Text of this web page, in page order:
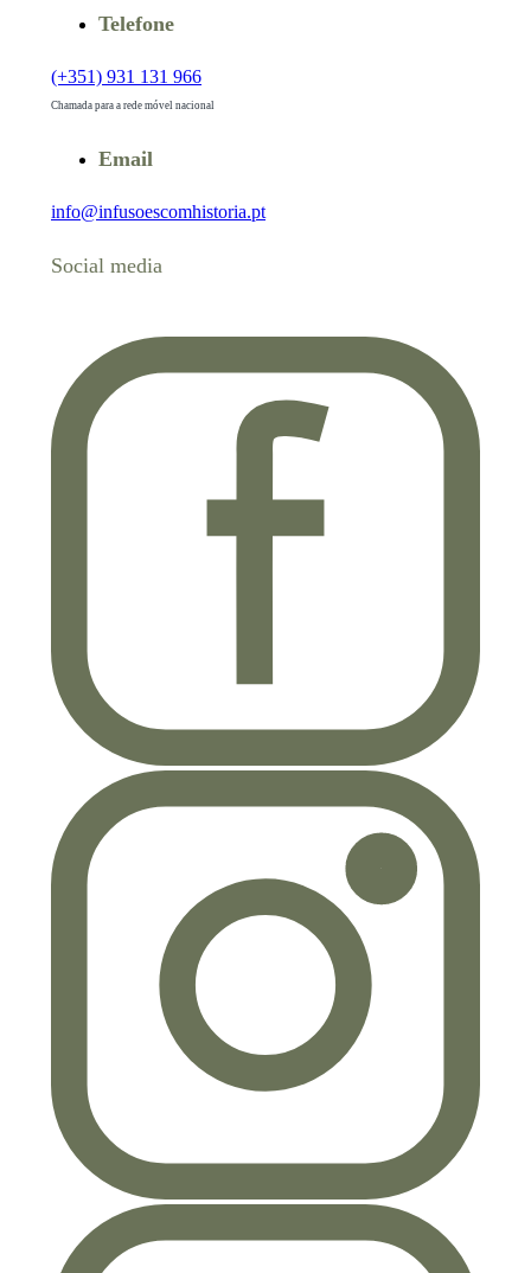
Telefone
(+351) 931 131 966
Chamada para a rede móvel nacional
Email
info@infusoescomhistoria.pt
Social media